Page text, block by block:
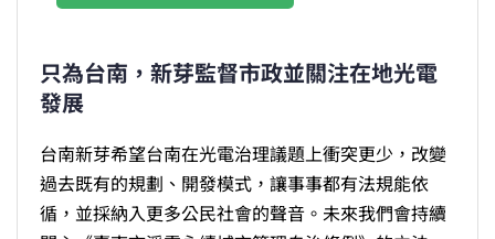
只為台南，新芽監督市政並關注在地光電
發展
台南新芽希望台南在光電治理議題上衝突更少，改變
過去既有的規劃、開發模式，讓事事都有法規能依
循，並採納入更多公民社會的聲音。未來我們會持續